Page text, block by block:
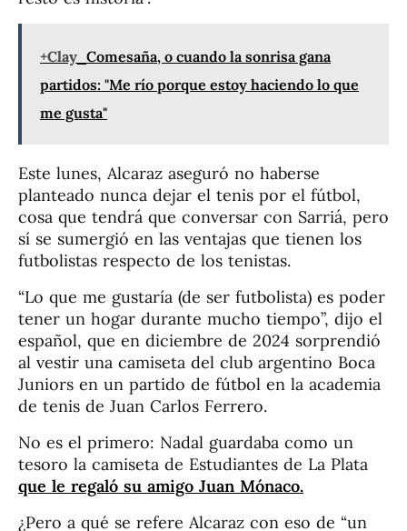
+Clay Comesaña, o cuando la sonrisa gana
partidos: "Me río porque estoy haciendo lo que
me gusta"
Este lunes, Alcaraz aseguró no haberse
planteado nunca dejar el tenis por el fútbol,
cosa que tendrá que conversar con Sarriá, pero
sí se sumergió en las ventajas que tienen los
futbolistas respecto de los tenistas.
“Lo que me gustaría (de ser futbolista) es poder
tener un hogar durante mucho tiempo”, dijo el
español, que en diciembre de 2024 sorprendió
al vestir una camiseta del club argentino Boca
Juniors en un partido de fútbol en la academia
de tenis de Juan Carlos Ferrero.
No es el primero: Nadal guardaba como un
tesoro la camiseta de Estudiantes de La Plata
que le regaló su amigo Juan Mónaco.
¿Pero a qué se refere Alcaraz con eso de “un